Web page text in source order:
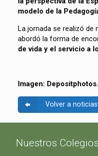
modelo de la
La jornada se realizó de
abordó la forma de
de vida y el servicio a
Imagen:
Volver a noticias
Nuestros Colegios